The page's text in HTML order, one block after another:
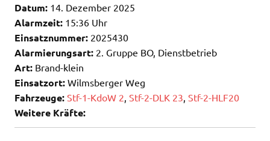
Datum: 14. Dezember 2025
Alarmzeit: 15:36 Uhr
Einsatznummer: 2025430
Alarmierungsart: 2. Gruppe BO, Dienstbetrieb
Art: Brand-klein
Einsatzort: Wilmsberger Weg
Fahrzeuge: Stf-1-KdoW 2 Stf-2-DLK 23 Stf-2-HLF20
Weitere Kräfte: